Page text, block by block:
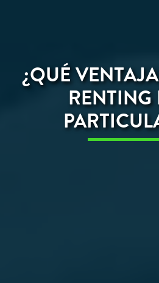
¿QUÉ
RENTING